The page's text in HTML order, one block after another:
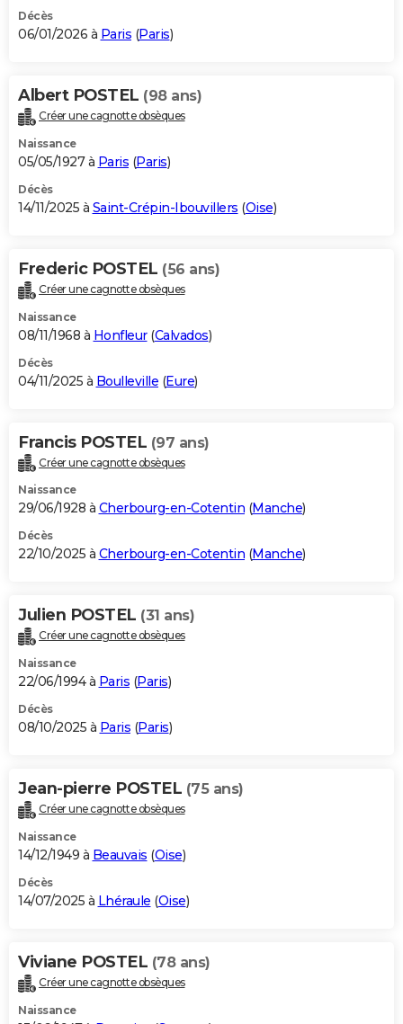
Décès
06/01/2026 à Paris (Paris)
Albert POSTEL (98 ans)
Créer une cagnotte obsèques
Naissance
05/05/1927 à Paris (Paris)
Décès
14/11/2025 à Saint-Crépin-Ibouvillers (Oise)
Frederic POSTEL (56 ans)
Créer une cagnotte obsèques
Naissance
08/11/1968 à Honfleur(Calvados)
Décès
04/11/2025 à Boulleville (Eure)
Francis POSTEL (97 ans)
Créer une cagnotte obsèques
Naissance
29/06/1928 à Cherbourg-en-Cotentin (Manche)
Décès
22/10/2025 à Cherbourg-en-Cotentin (Manche)
Julien POSTEL (31 ans)
Créer une cagnotte obsèques
Naissance
22/06/1994 à Paris (Paris)
Décès
08/10/2025 à Paris (Paris)
Jean-pierre POSTEL (75 ans)
Créer une cagnotte obsèques
Naissance
14/12/1949 à Beauvais (Oise)
Décès
14/07/2025 à Lhéraule (Oise)
Viviane POSTEL (78 ans)
Créer une cagnotte obsèques
Naissance